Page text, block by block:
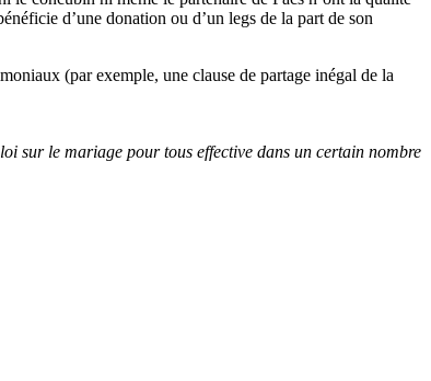
d’une donation ou d’un legs de la part de son
(par exemple, une clause de partage inégal de la
sur le mariage pour tous effective dans un certain nombre